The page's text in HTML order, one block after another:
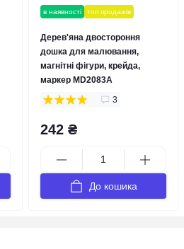
в наявності топ продажів
Дерев'яна двостороння
дошка для малювання,
магнітні фігури, крейда,
маркер MD2083А
3
242 ₴
До кошика